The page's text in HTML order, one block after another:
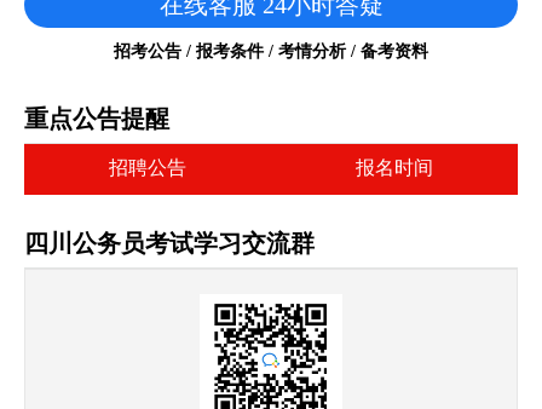
招考公告 / 报考条件 / 考情分析 / 备考资料
重点公告提醒
招聘公告 报名时间
四川公务员考试学习交流群